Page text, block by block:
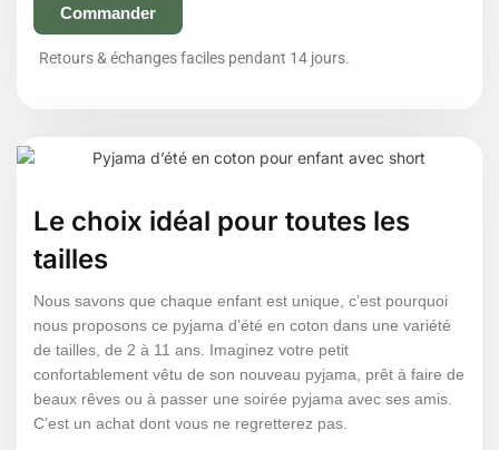
Commander
Retours & échanges faciles pendant 14 jours.
Le choix idéal pour toutes les
tailles
Nous savons que chaque enfant est unique, c’est pourquoi
nous proposons ce pyjama d’été en coton dans une variété
de tailles, de 2 à 11 ans. Imaginez votre petit
confortablement vêtu de son nouveau pyjama, prêt à faire de
beaux rêves ou à passer une soirée pyjama avec ses amis.
C’est un achat dont vous ne regretterez pas.